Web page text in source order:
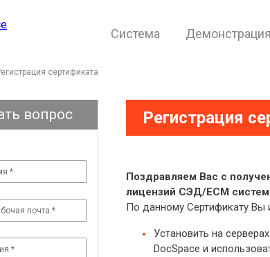
Система Демонстрация
сертификата
Регистрация
Поздравляем Вас с
лицензий СЭД/ECM
По данному Сертификату Вы
Установить на
DocSpace и
вопрос